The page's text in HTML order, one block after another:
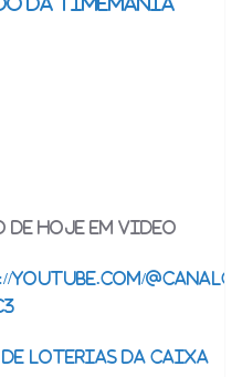
hoje em video
youtube.com/
de loterias da Caixa